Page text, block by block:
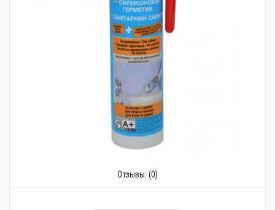
Отзывы: (0)